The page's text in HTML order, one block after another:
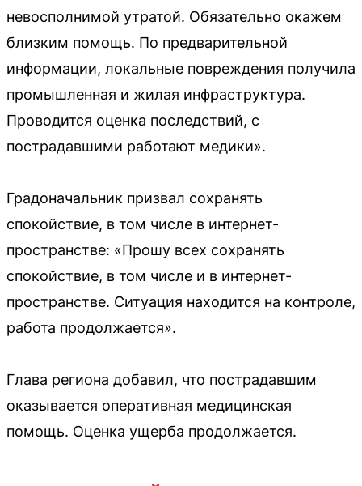
невосполнимой утратой. Обязательно окажем
близким помощь. По предварительной
информации, локальные повреждения получила
промышленная и жилая инфраструктура.
Проводится оценка последствий, с
пострадавшими работают медики».
Градоначальник призвал сохранять
спокойствие, в том числе в интернет-
пространстве: «Прошу всех сохранять
спокойствие, в том числе и в интернет-
пространстве. Ситуация находится на контроле,
работа продолжается».
Глава региона добавил, что пострадавшим
оказывается оперативная медицинская
помощь. Оценка ущерба продолжается.